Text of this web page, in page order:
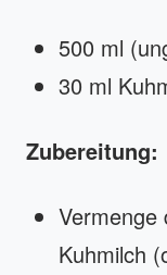
500 ml
30 ml
Zubereitung:
Vermenge
Kuhmilch